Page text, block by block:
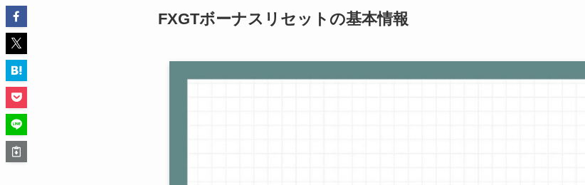
FXGTボーナスリセットの基本情報